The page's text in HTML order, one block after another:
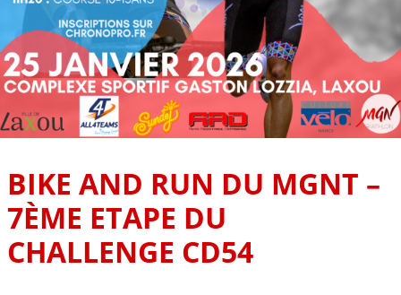
BIKE AND RUN DU MGNT –
7ÈME ETAPE DU
CHALLENGE CD54